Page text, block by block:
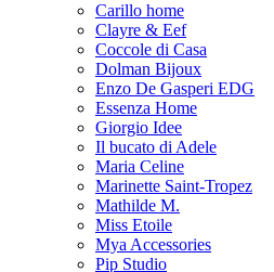
Carillo home
Clayre & Eef
Coccole di Casa
Dolman Bijoux
Enzo De Gasperi EDG
Essenza Home
Giorgio Idee
Il bucato di Adele
Maria Celine
Marinette Saint-Tropez
Mathilde M.
Miss Etoile
Mya Accessories
Pip Studio